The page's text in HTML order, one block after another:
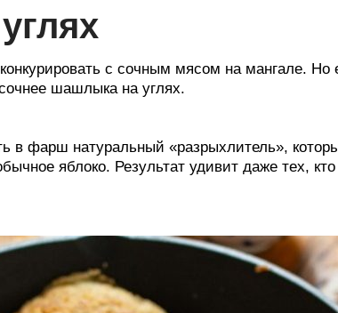
с сочным мясом на мангале. Но
шашлыка на углях.
в фарш натуральный «разрыхлитель»,
яблоко. Результат удивит даже тех,